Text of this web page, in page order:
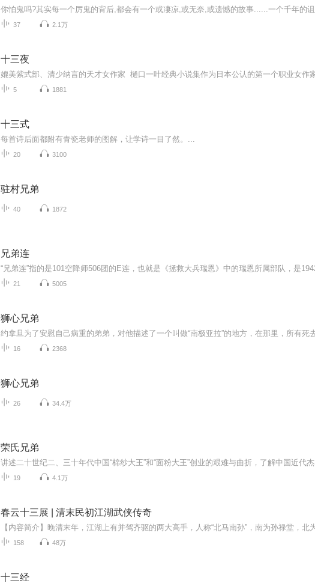
37 2.1万
十三夜
5 1881
十三式
每首诗后面都附有青瓷老师的图解，让学诗一目了然。...
20 3100
驻村兄弟
40 1872
兄弟连
21 5005
狮心兄弟
16 2368
狮心兄弟
26 34.4万
荣氏兄弟
19 4.1万
春云十三展 | 清末民初江湖武侠传奇
158 48万
十三经